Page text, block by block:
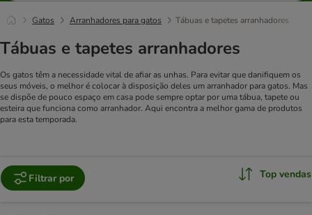
Gatos Arranhadores para gatos Tábuas e tapetes arranhadores
Tábuas e tapetes arranhadores
Os gatos têm a necessidade vital de afiar as unhas. Para evitar que danifiquem os
seus móveis, o melhor é colocar à disposição deles um arranhador para gatos. Mas
se dispõe de pouco espaço em casa pode sempre optar por uma tábua, tapete ou
esteira que funciona como arranhador. Aqui encontra a melhor gama de produtos
para esta temporada.
Filtrar por Top vendas